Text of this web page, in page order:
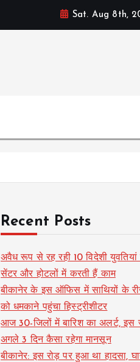
Sat. Aug 8th,
Recent Posts
अवैध रूप से रह रही 10 विदेशी
सेंटर और होटलों में करती हैं काम
बीकानेर के इस ऑफिस में साथियों के
को धमकाने पहुंचा हिस्ट्रीशीटर
आज 30-जिलों में बारिश का अलर्ट, इस
अगले 3 दिन कैसा रहेगा मानसून
बीकानेर: इस रोड़ पर हुआ था हादसा,